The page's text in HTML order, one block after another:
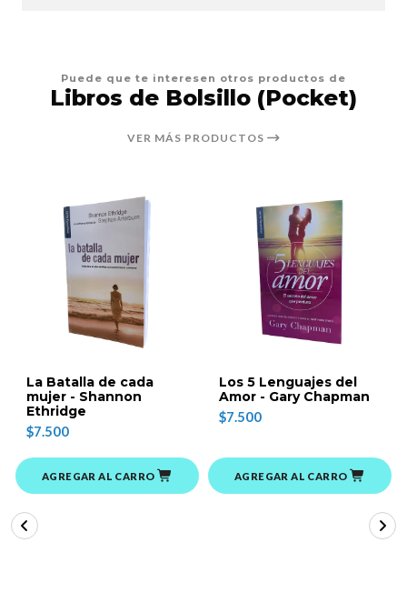
Puede que te interesen otros productos de
Libros de Bolsillo (Pocket)
VER MÁS PRODUCTOS
La Batalla de cada
mujer - Shannon
Ethridge
$7.500
AGREGAR AL CARRO
Los 5 Lenguajes del
Amor - Gary Chapman
$7.500
AGREGAR AL CARRO